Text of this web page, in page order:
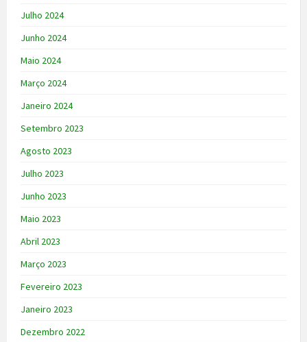
Julho 2024
Junho 2024
Maio 2024
Março 2024
Janeiro 2024
Setembro 2023
Agosto 2023
Julho 2023
Junho 2023
Maio 2023
Abril 2023
Março 2023
Fevereiro 2023
Janeiro 2023
Dezembro 2022